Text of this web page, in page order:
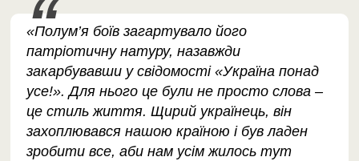
«Полум’я боїв загартувало його
патріотичну натуру, назавжди
закарбувавши у свідомості «Україна понад
усе!». Для нього це були не просто слова –
це стиль життя. Щирий українець, він
захоплювався нашою країною і був ладен
зробити все, аби нам усім жилось тут